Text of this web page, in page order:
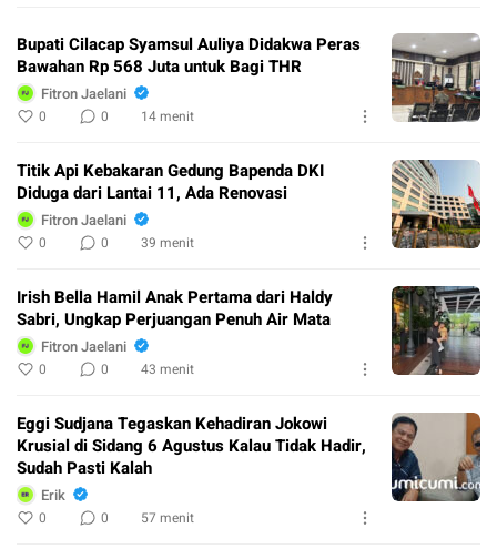
Bupati Cilacap Syamsul Auliya Didakwa Peras
Bawahan Rp 568 Juta untuk Bagi THR
Fitron Jaelani
0 0 14 menit
Titik Api Kebakaran Gedung Bapenda DKI
Diduga dari Lantai 11, Ada Renovasi
Fitron Jaelani
0 0 39 menit
Irish Bella Hamil Anak Pertama dari Haldy
Sabri, Ungkap Perjuangan Penuh Air Mata
Fitron Jaelani
0 0 43 menit
Eggi Sudjana Tegaskan Kehadiran Jokowi
Krusial di Sidang 6 Agustus Kalau Tidak Hadir,
Sudah Pasti Kalah
Erik
0 0 57 menit